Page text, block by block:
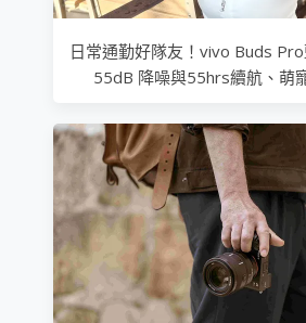
日常通勤好隊友！vivo Buds Pro
55dB 降噪與55hrs續航、萌